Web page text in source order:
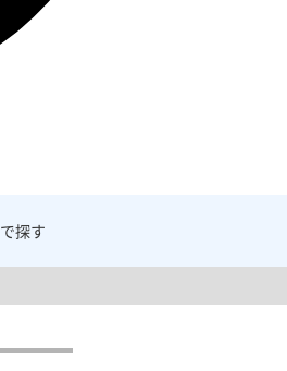
で探す